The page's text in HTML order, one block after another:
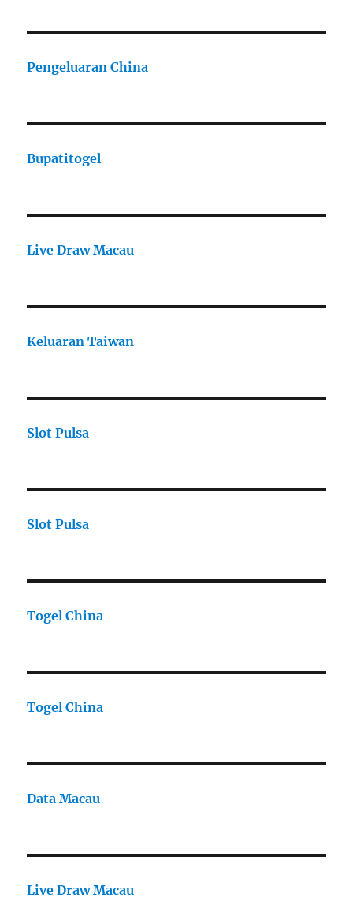
Pengeluaran China
Bupatitogel
Live Draw Macau
Keluaran Taiwan
Slot Pulsa
Slot Pulsa
Togel China
Togel China
Data Macau
Live Draw Macau